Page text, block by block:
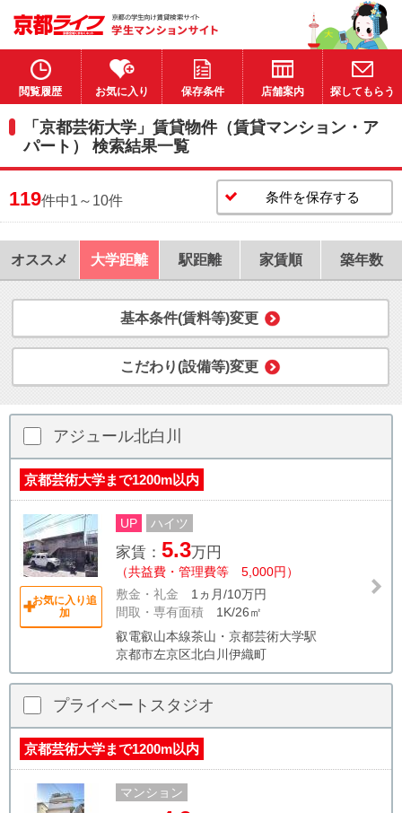
閲覧履歴 お気に入り 保存条件 店舗案内 探してもらう
「京都芸術大学」賃貸物件（賃貸マンション・ア
パート） 検索結果一覧
119件中1～10件 条件を保存する
オススメ 大学距離 駅距離 家賃順 築年数
基本条件(賃料等)変更
こだわり(設備等)変更
アジュール北白川
京都芸術大学まで1200m以内
お気に入り追
加
UP ハイツ
家賃： 5.3万円
（共益費・管理費等 5,000円）
敷金・礼金 1ヵ月/10万円
間取・専有面積 1K/26㎡
叡電叡山本線茶山・京都芸術大学駅
京都市左京区北白川伊織町
プライベートスタジオ
京都芸術大学まで1200m以内
マンション